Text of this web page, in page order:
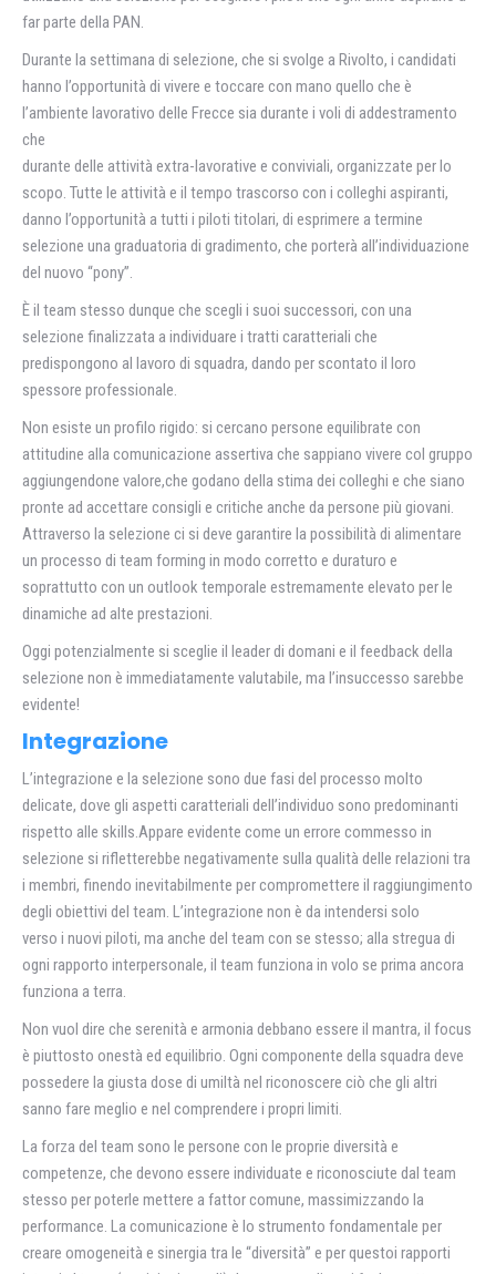
far parte della PAN.
Durante la settimana di selezione, che si svolge a Rivolto, i candidati
hanno l’opportunità di vivere e toccare con mano quello che è
l’ambiente lavorativo delle Frecce sia durante i voli di addestramento
che
durante delle attività extra-lavorative e conviviali, organizzate per lo
scopo. Tutte le attività e il tempo trascorso con i colleghi aspiranti,
danno l’opportunità a tutti i piloti titolari, di esprimere a termine
selezione una graduatoria di gradimento, che porterà all’individuazione
del nuovo “pony”.
È il team stesso dunque che scegli i suoi successori, con una
selezione finalizzata a individuare i tratti caratteriali che
predispongono al lavoro di squadra, dando per scontato il loro
spessore professionale.
Non esiste un profilo rigido: si cercano persone equilibrate con
attitudine alla comunicazione assertiva che sappiano vivere col gruppo
aggiungendone valore,che godano della stima dei colleghi e che siano
pronte ad accettare consigli e critiche anche da persone più giovani.
Attraverso la selezione ci si deve garantire la possibilità di alimentare
un processo di team forming in modo corretto e duraturo e
soprattutto con un outlook temporale estremamente elevato per le
dinamiche ad alte prestazioni.
Oggi potenzialmente si sceglie il leader di domani e il feedback della
selezione non è immediatamente valutabile, ma l’insuccesso sarebbe
evidente!
Integrazione
L’integrazione e la selezione sono due fasi del processo molto
delicate, dove gli aspetti caratteriali dell’individuo sono predominanti
rispetto alle skills.Appare evidente come un errore commesso in
selezione si rifletterebbe negativamente sulla qualità delle relazioni tra
i membri, finendo inevitabilmente per compromettere il raggiungimento
degli obiettivi del team. L’integrazione non è da intendersi solo
verso i nuovi piloti, ma anche del team con se stesso; alla stregua di
ogni rapporto interpersonale, il team funziona in volo se prima ancora
funziona a terra.
Non vuol dire che serenità e armonia debbano essere il mantra, il focus
è piuttosto onestà ed equilibrio. Ogni componente della squadra deve
possedere la giusta dose di umiltà nel riconoscere ciò che gli altri
sanno fare meglio e nel comprendere i propri limiti.
La forza del team sono le persone con le proprie diversità e
competenze, che devono essere individuate e riconosciute dal team
stesso per poterle mettere a fattor comune, massimizzando la
performance. La comunicazione è lo strumento fondamentale per
creare omogeneità e sinergia tra le “diversità” e per questoi rapporti